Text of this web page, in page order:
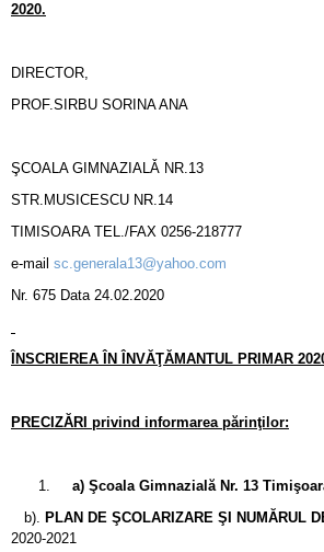
2020.
DIRECTOR,
PROF.SIRBU SORINA ANA
ŞCOALA GIMNAZIALǍ
STR.MUSICESCU
TIMISOARA TEL./FAX 0256-218777
e-mail sc.generala13@yahoo.com
Nr. 675 Data 24.02.2020
ÎNSCRIEREA ÎN ÎNVĂŢĂMANTUL PRIMAR
PRECIZĂRI privind informarea părinţilor:
a) Şcoala GimnazialăNr. 13
b). PLAN DE ŞCOLARIZARE ŞI NUMĂRUL
2020-2021